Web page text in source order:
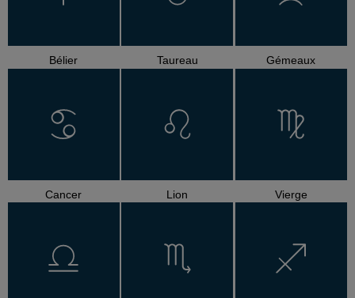
Bélier Taureau Gémeaux
Cancer Lion Vierge